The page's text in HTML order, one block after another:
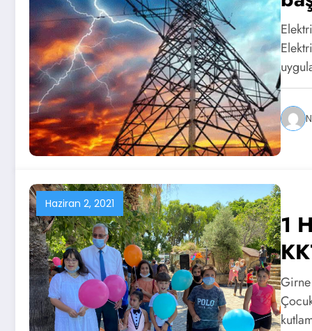
Haziran 2, 2021
1